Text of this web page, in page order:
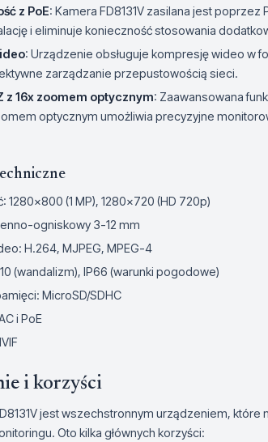
z PoE: Kamera FD8131V zasilana jest
i eliminuje konieczność stosowania
: Urządzenie obsługuje kompresję wideo w
zarządzanie przepustowością sieci.
z 16x zoomem optycznym: Zaawansowana
optycznym umożliwia precyzyjne
1280x800 (1 MP), 1280x720 (HD 720p)
ogniskowy 3-12 mm
H.264, MJPEG, MPEG-4
(wandalizm), IP66 (warunki pogodowe)
MicroSD/SDHC
i PoE
i korzyści
jest wszechstronnym urządzeniem, które
Oto kilka głównych korzyści: